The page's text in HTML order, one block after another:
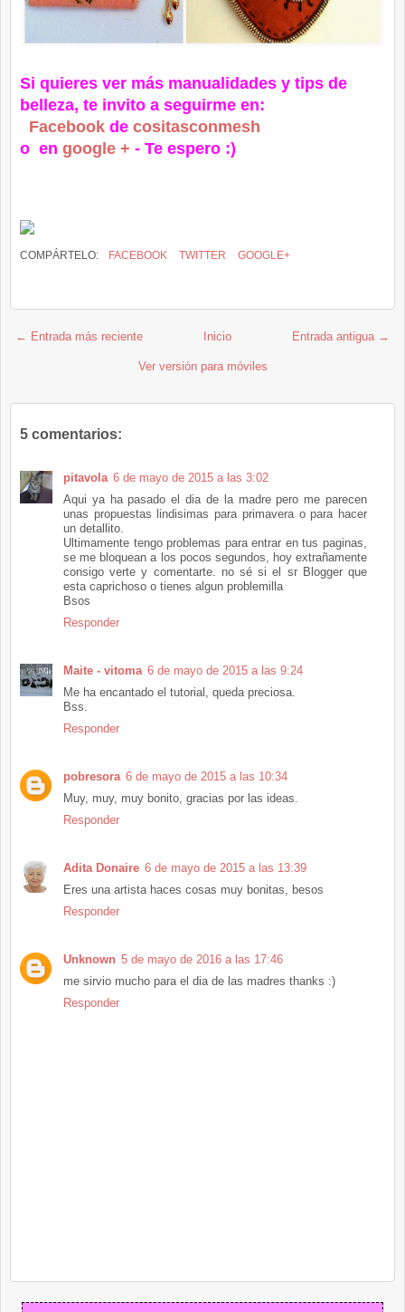
Si quieres ver más manualidades y tips de
belleza, te invito a seguirme en:
Facebook de cositasconmesh
o en google + - Te espero :)
COMPÁRTELO: FACEBOOK TWITTER GOOGLE+
← Entrada más reciente Entrada antigua →
Inicio
Ver versión para móviles
5 comentarios:
pitavola 6 de mayo de 2015 a las 3:02
Aqui ya ha pasado el dia de la madre pero me parecen
unas propuestas lindisimas para primavera o para hacer
un detallito.
Ultimamente tengo problemas para entrar en tus paginas,
se me bloquean a los pocos segundos, hoy extrañamente
consigo verte y comentarte. no sé si el sr Blogger que
esta caprichoso o tienes algun problemilla
Bsos
Responder
Maite - vitoma 6 de mayo de 2015 a las 9:24
Me ha encantado el tutorial, queda preciosa.
Bss.
Responder
pobresora 6 de mayo de 2015 a las 10:34
Muy, muy, muy bonito, gracias por las ideas.
Responder
Adita Donaire 6 de mayo de 2015 a las 13:39
Eres una artista haces cosas muy bonitas, besos
Responder
Unknown 5 de mayo de 2016 a las 17:46
me sirvio mucho para el dia de las madres thanks :)
Responder